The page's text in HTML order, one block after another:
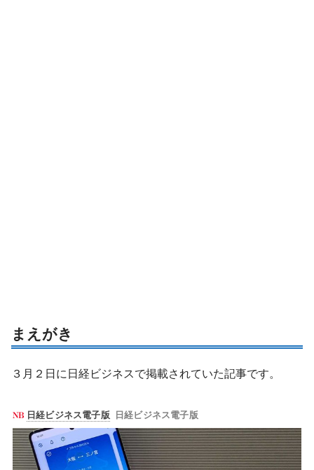
まえがき
３月２日に日経ビジネスで掲載されていた記事です。